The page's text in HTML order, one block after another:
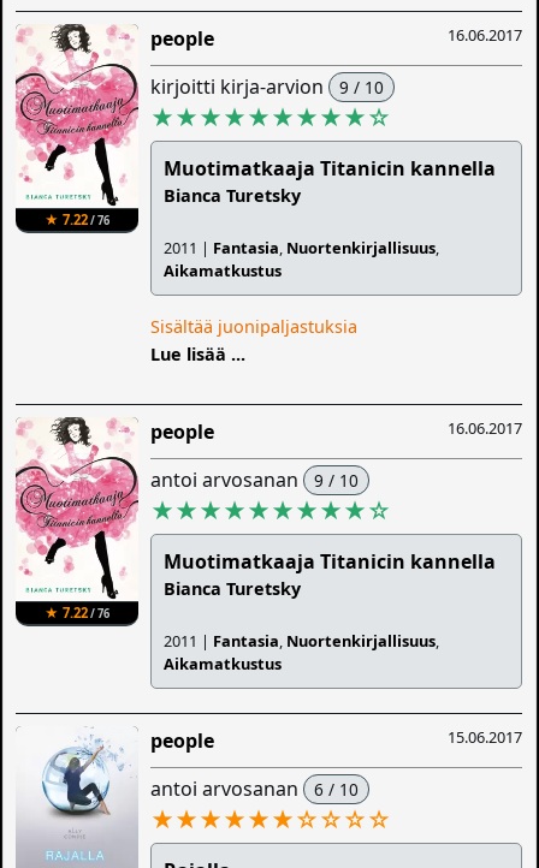
★ 7.22/ 76
16.06.2017
people
kirjoitti kirja-arvion 9 / 10
★★★★★★★★★☆
Muotimatkaaja Titanicin kannella
Bianca Turetsky
2011 | Fantasia, Nuortenkirjallisuus,
Aikamatkustus
Sisältää juonipaljastuksia
Lue lisää ...
★ 7.22/ 76
16.06.2017
people
antoi arvosanan 9 / 10
★★★★★★★★★☆
Muotimatkaaja Titanicin kannella
Bianca Turetsky
2011 | Fantasia, Nuortenkirjallisuus,
Aikamatkustus
15.06.2017
people
antoi arvosanan 6 / 10
★★★★★★☆☆☆☆